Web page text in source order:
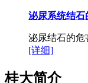
泌尿系统结石
泌尿结石的危
[详细]
桂大简介